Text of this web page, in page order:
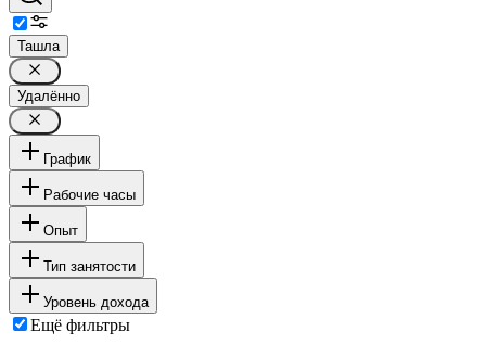
Ташла
Удалённо
График
Рабочие часы
Опыт
Тип занятости
Уровень дохода
Ещё фильтры